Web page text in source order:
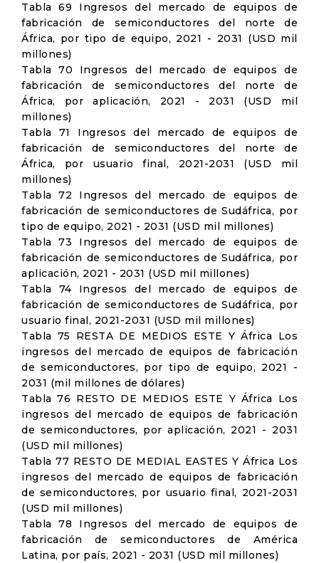
Tabla 69 Ingresos del mercado de equipos de
fabricación de semiconductores del norte de
África, por tipo de equipo, 2021 - 2031 (USD mil
millones)
Tabla 70 Ingresos del mercado de equipos de
fabricación de semiconductores del norte de
África, por aplicación, 2021 - 2031 (USD mil
millones)
Tabla 71 Ingresos del mercado de equipos de
fabricación de semiconductores del norte de
África, por usuario final, 2021-2031 (USD mil
millones)
Tabla 72 Ingresos del mercado de equipos de
fabricación de semiconductores de Sudáfrica, por
tipo de equipo, 2021 - 2031 (USD mil millones)
Tabla 73 Ingresos del mercado de equipos de
fabricación de semiconductores de Sudáfrica, por
aplicación, 2021 - 2031 (USD mil millones)
Tabla 74 Ingresos del mercado de equipos de
fabricación de semiconductores de Sudáfrica, por
usuario final, 2021-2031 (USD mil millones)
Tabla 75 RESTA DE MEDIOS ESTE Y África Los
ingresos del mercado de equipos de fabricación
de semiconductores, por tipo de equipo, 2021 -
2031 (mil millones de dólares)
Tabla 76 RESTO DE MEDIOS ESTE Y África Los
ingresos del mercado de equipos de fabricación
de semiconductores, por aplicación, 2021 - 2031
(USD mil millones)
Tabla 77 RESTO DE MEDIAL EASTES Y África Los
ingresos del mercado de equipos de fabricación
de semiconductores, por usuario final, 2021-2031
(USD mil millones)
Tabla 78 Ingresos del mercado de equipos de
fabricación de semiconductores de América
Latina, por país, 2021 - 2031 (USD mil millones)